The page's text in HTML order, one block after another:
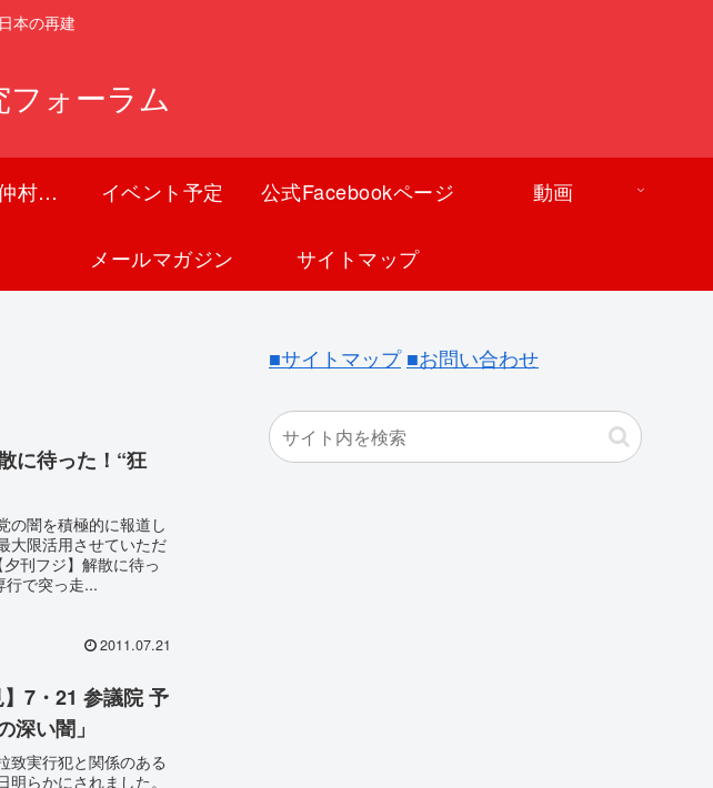
本の再建
フォーラム
【You Tube】仲村覚チャンネル イベント予定 公式Facebookページ 動画
メールマガジン サイトマップ
に待った！“狂
の闇を積極的に報道し
大限活用させていただ
刊フジ】解散に待っ
行で突っ走...
2011.07.21
7・21 参議院 予
深い闇」
致実行犯と関係のある
らかにされました。
■サイトマップ ■お問い合わせ